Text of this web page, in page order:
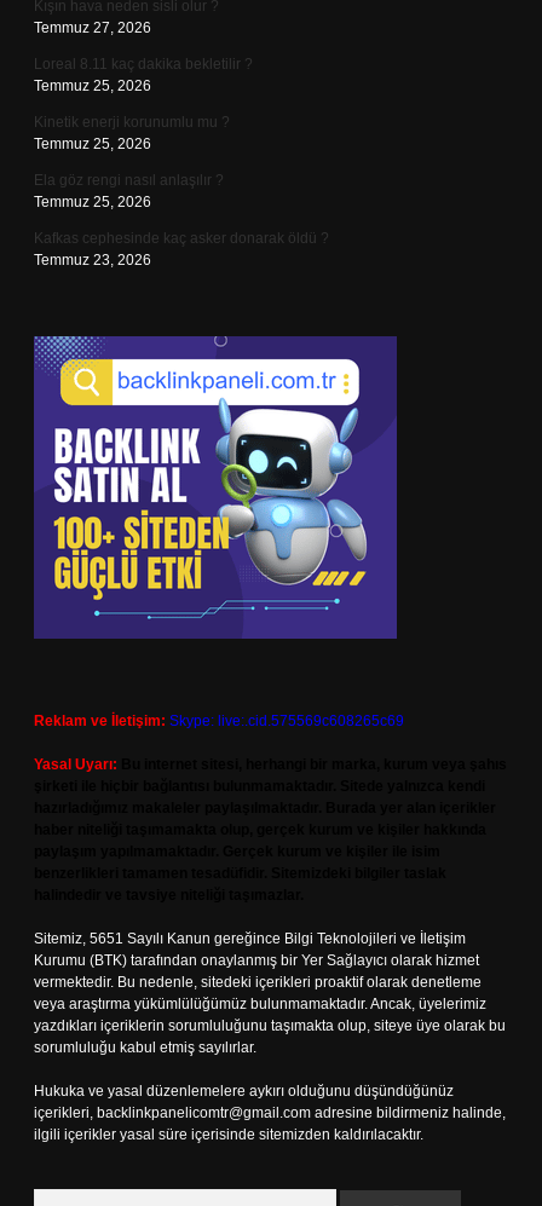
Kışın hava neden sisli olur ?
Temmuz 27, 2026
Loreal 8.11 kaç dakika bekletilir ?
Temmuz 25, 2026
Kinetik enerji korunumlu mu ?
Temmuz 25, 2026
Ela göz rengi nasıl anlaşılır ?
Temmuz 25, 2026
Kafkas cephesinde kaç asker donarak öldü ?
Temmuz 23, 2026
Reklam ve İletişim: Skype: live:.cid.575569c608265c69
Yasal Uyarı:
Sitemiz, 5651 Sayılı Kanun gereğince Bilgi Teknolojileri ve İletişim
Kurumu (BTK) tarafından onaylanmış bir Yer Sağlayıcı olarak hizmet
vermektedir. Bu nedenle, sitedeki içerikleri proaktif olarak denetleme
veya araştırma yükümlülüğümüz bulunmamaktadır. Ancak, üyelerimiz
yazdıkları içeriklerin sorumluluğunu taşımakta olup, siteye üye olarak bu
sorumluluğu kabul etmiş sayılırlar.
Hukuka ve yasal düzenlemelere aykırı olduğunu düşündüğünüz
içerikleri, backlinkpanelicomtr@gmail.com adresine bildirmeniz halinde,
ilgili içerikler yasal süre içerisinde sitemizden kaldırılacaktır.